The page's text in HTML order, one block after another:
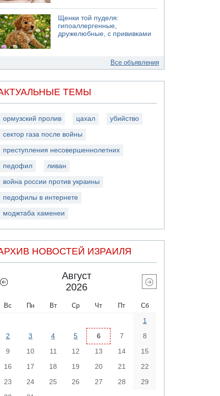
Щенки той пуделя:
гипоаллергенные,
дружелюбные, с прививками
Все объявления
ТЕМЫ
ормузский пролив цахал убийство
сектор газа после войны
преступления несовершеннолетних
педофил ливан
война россии против украины
педофилы в интернете
моджтаба хаменеи
НОВОСТЕЙ ИЗРАИЛЯ
Август
2026
Вс Пн Вт Ср Чт Пт Сб
1
2
3 4 5 6 7
8
9
10 11 12 13 14
15
16
17 18 19 20 21
22
23
24 25 26 27 28
29